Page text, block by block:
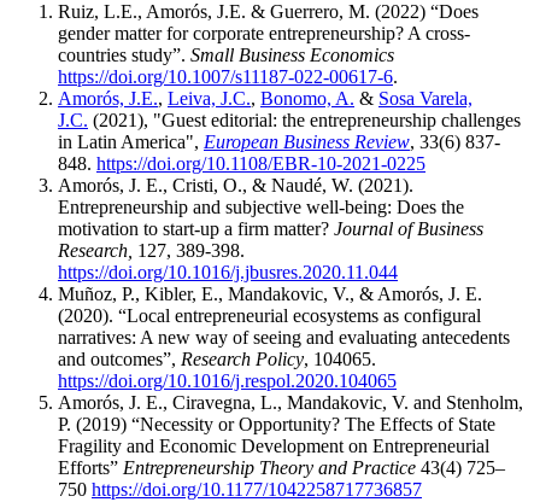
Ruiz, L.E., Amorós, J.E. & Guerrero, M. (2022) “Does
gender matter for corporate entrepreneurship? A cross-
countries study”. Small Business Economics
https://doi.org/10.1007/s11187-022-00617-6.
Amorós, J.E., Leiva, J.C., Bonomo, A. & Sosa Varela,
J.C. (2021), "Guest editorial: the entrepreneurship challenges
in Latin America", European Business Review, 33(6) 837-
848. https://doi.org/10.1108/EBR-10-2021-0225
Amorós, J. E., Cristi, O., & Naudé, W. (2021).
Entrepreneurship and subjective well-being: Does the
motivation to start-up a firm matter? Journal of Business
Research, 127, 389-398.
https://doi.org/10.1016/j.jbusres.2020.11.044
Muñoz, P., Kibler, E., Mandakovic, V., & Amorós, J. E.
(2020). “Local entrepreneurial ecosystems as configural
narratives: A new way of seeing and evaluating antecedents
and outcomes”, Research Policy, 104065.
https://doi.org/10.1016/j.respol.2020.104065
Amorós, J. E., Ciravegna, L., Mandakovic, V. and Stenholm,
P. (2019) “Necessity or Opportunity? The Effects of State
Fragility and Economic Development on Entrepreneurial
Efforts” Entrepreneurship Theory and Practice 43(4) 725–
750 https://doi.org/10.1177/1042258717736857